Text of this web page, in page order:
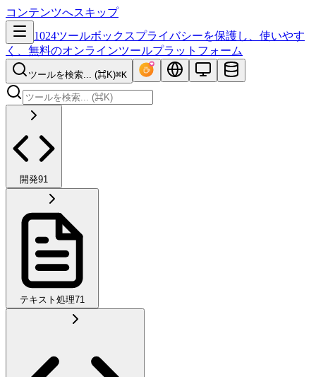
コンテンツへスキップ
1024ツールボックスプライバシーを保護し、使いやす
く、無料のオンラインツールプラットフォーム
ツールを検索... (⌘K)⌘K
開発91
テキスト処理71